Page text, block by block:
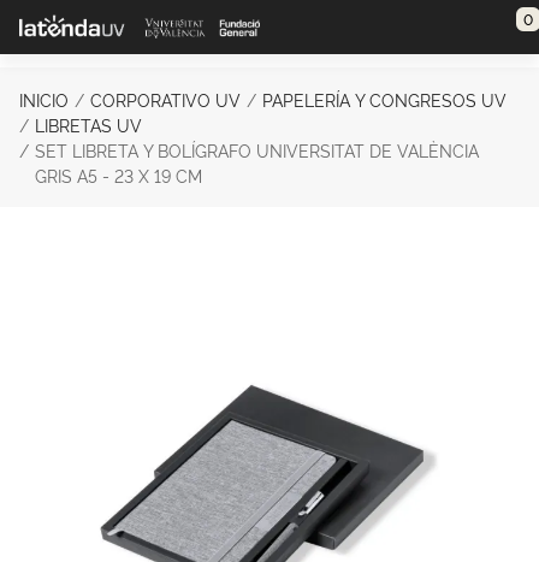
Saltar al contenido principal 0
INICIO CORPORATIVO UV
PAPELERÍA Y CONGRESOS UV
LIBRETAS UV
SET LIBRETA Y BOLÍGRAFO UNIVERSITAT DE VALÈNCIA
GRIS A5 - 23 X 19 CM